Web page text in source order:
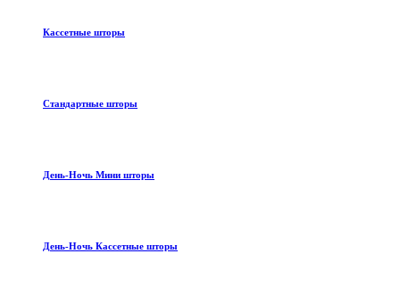
Кассетные шторы
Стандартные шторы
День-Ночь Мини шторы
День-Ночь Кассетные шторы